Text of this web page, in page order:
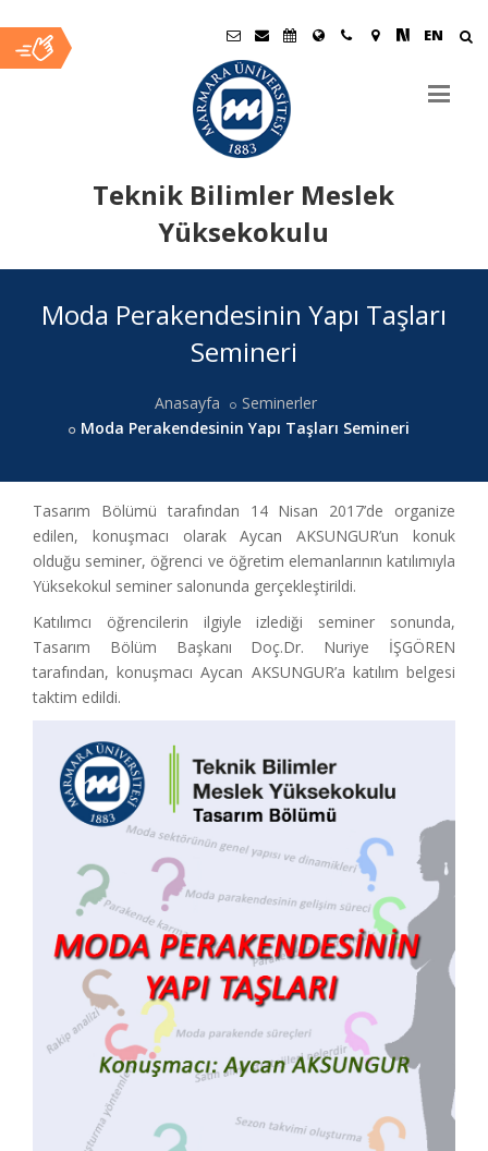
EN
Teknik Bilimler Meslek
Yüksekokulu
İçerikModa Perakendesinin Yapı Taşları
Semineri
Anasayfa
Seminerler
Moda Perakendesinin Yapı Taşları Semineri
Tasarım Bölümü tarafından 14 Nisan 2017’de organize
edilen, konuşmacı olarak Aycan AKSUNGUR’un konuk
olduğu seminer, öğrenci ve öğretim elemanlarının katılımıyla
Yüksekokul seminer salonunda gerçekleştirildi.
Katılımcı öğrencilerin ilgiyle izlediği seminer sonunda,
Tasarım Bölüm Başkanı Doç.Dr. Nuriye İŞGÖREN
tarafından, konuşmacı Aycan AKSUNGUR’a katılım belgesi
taktim edildi.